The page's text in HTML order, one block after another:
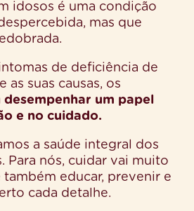
idosos é uma condição
mas que
de deficiência de
as suas causas, os
um papel
e no cuidado.
a saúde integral dos
Para nós, cuidar vai muito
também educar, prevenir e
cada detalhe.